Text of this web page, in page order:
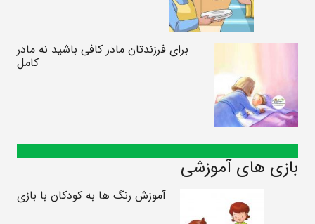
برای فرزندتان مادر کافی باشید نه مادر
کامل
بازی های آموزشی
آموزش رنگ ها به کودکان با بازی